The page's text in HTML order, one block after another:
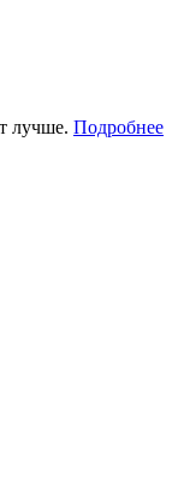
лучше. Подробнее